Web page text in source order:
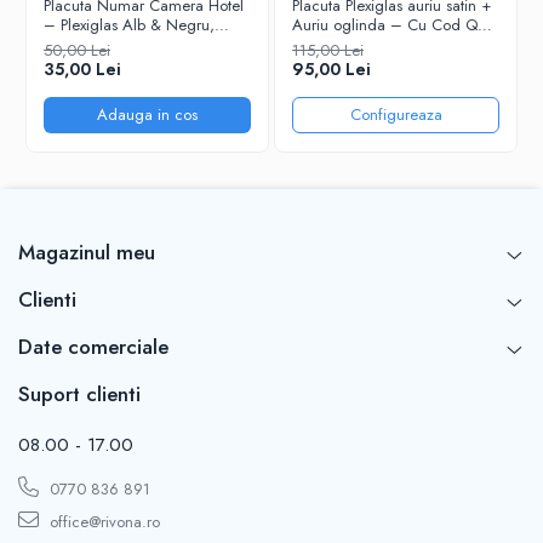
Placuta Numar Camera Hotel
– Plexiglas Alb & Negru,
Design Elegant
50,00 Lei
35,00 Lei
Adauga in cos
Placuta Plexiglas auriu satin +
Auriu oglinda – Cu Cod QR
Personalizat
115,00 Lei
95,00 Lei
Configureaza
Magazinul meu
Clienti
Date comerciale
Suport clienti
08.00 - 17.00
0770 836 891
office@rivona.ro